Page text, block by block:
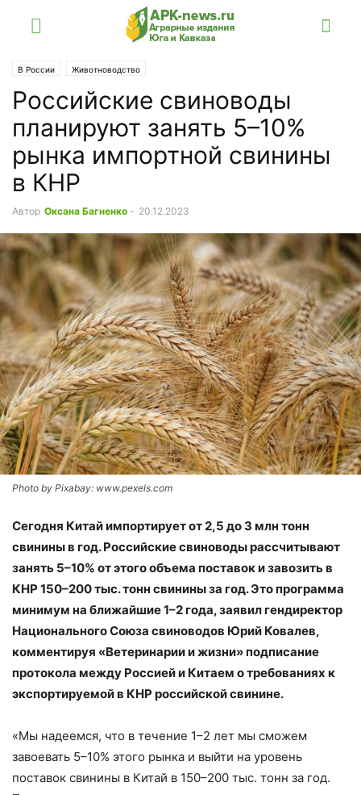
В России Животноводство
Российские свиноводы
планируют занять 5–10%
рынка импортной свинины
в КНР
Автор Оксана Багненко - 20.12.2023
Photo by Pixabay: www.pexels.com
Сегодня Китай импортирует от 2,5 до 3 млн тонн
свинины в год. Российские свиноводы рассчитывают
занять 5–10% от этого объема поставок и завозить в
КНР 150–200 тыс. тонн свинины за год. Это программа
минимум на ближайшие 1–2 года, заявил гендиректор
Национального Союза свиноводов Юрий Ковалев,
комментируя «Ветеринарии и жизни» подписание
протокола между Россией и Китаем о требованиях к
экспортируемой в КНР российской свинине.
«Мы надеемся, что в течение 1–2 лет мы сможем
завоевать 5–10% этого рынка и выйти на уровень
поставок свинины в Китай в 150–200 тыс. тонн за год.